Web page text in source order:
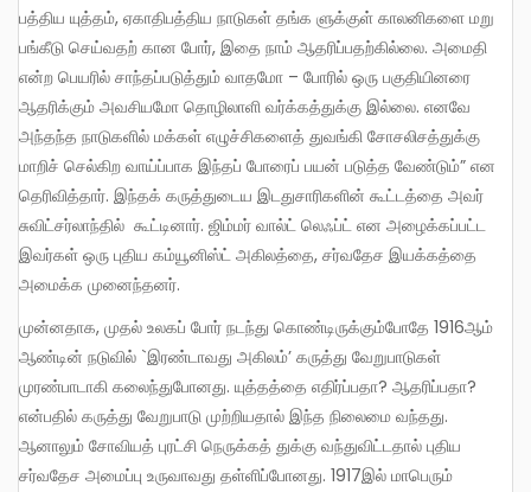
பத்திய யுத்தம், ஏகாதிபத்திய நாடுகள் தங்க ளுக்குள் காலனிகளை மறு
பங்கீடு செய்வதற் கான போர், இதை நாம் ஆதரிப்பதற்கில்லை. அமைதி
என்ற பெயரில் சாந்தப்படுத்தும் வாதமோ – போரில் ஒரு பகுதியினரை
ஆதரிக்கும் அவசியமோ தொழிலாளி வர்க்கத்துக்கு இல்லை. எனவே
அந்தந்த நாடுகளில் மக்கள் எழுச்சிகளைத் துவங்கி சோசலிசத்துக்கு
மாறிச் செல்கிற வாய்ப்பாக இந்தப் போரைப் பயன் படுத்த வேண்டும்” என
தெரிவித்தார். இந்தக் கருத்துடைய இடதுசாரிகளின் கூட்டத்தை அவர்
சுவிட்சர்லாந்தில் கூட்டினார். ஜிம்மர் வால்ட் லெஃப்ட் என அழைக்கப்பட்ட
இவர்கள் ஒரு புதிய கம்யூனிஸ்ட் அகிலத்தை, சர்வதேச இயக்கத்தை
அமைக்க முனைந்தனர்.
முன்னதாக, முதல் உலகப் போர் நடந்து கொண்டிருக்கும்போதே 1916ஆம்
ஆண்டின் நடுவில் `இரண்டாவது அகிலம்’ கருத்து வேறுபாடுகள்
முரண்பாடாகி கலைந்துபோனது. யுத்தத்தை எதிர்ப்பதா? ஆதரிப்பதா?
என்பதில் கருத்து வேறுபாடு முற்றியதால் இந்த நிலைமை வந்தது.
ஆனாலும் சோவியத் புரட்சி நெருக்கத் துக்கு வந்துவிட்டதால் புதிய
சர்வதேச அமைப்பு உருவாவது தள்ளிப்போனது. 1917இல் மாபெரும்